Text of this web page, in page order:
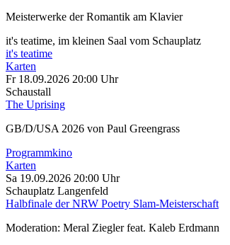
Meisterwerke der Romantik am Klavier
it's teatime, im kleinen Saal vom Schauplatz
it's teatime
Karten
Fr 18.09.2026 20:00 Uhr
Schaustall
The Uprising
GB/D/USA 2026 von Paul Greengrass
Programmkino
Karten
Sa 19.09.2026 20:00 Uhr
Schauplatz Langenfeld
Halbfinale der NRW Poetry Slam-Meisterschaft
Moderation: Meral Ziegler feat. Kaleb Erdmann